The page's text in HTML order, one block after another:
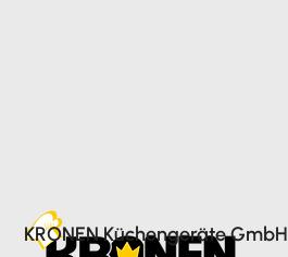
KRONEN Küchengeräte GmbH